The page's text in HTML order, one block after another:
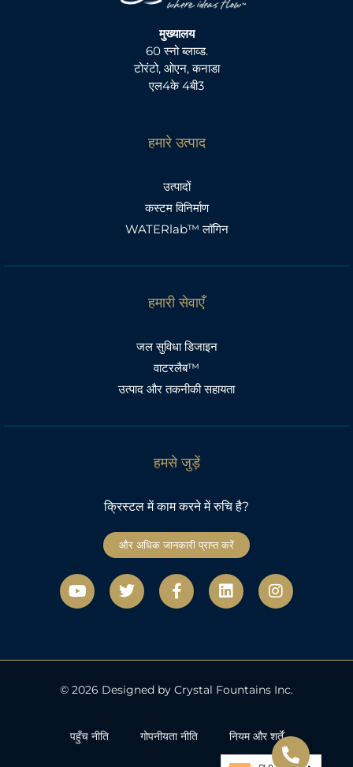
मुख्यालय
60 स्नो ब्लाव्ड.
टोरंटो, ओएन, कनाडा
एल4के 4बी3
हमारे उत्पाद
उत्पादों
कस्टम विनिर्माण
WATERlab™ लॉगिन
हमारी सेवाएँ
जल सुविधा डिजाइन
वाटरलैब™
उत्पाद और तकनीकी सहायता
हमसे जुड़ें
क्रिस्टल में काम करने में रुचि है?
और अधिक जानकारी प्राप्त करें
यू
ट्यू
ब
ट्वि
ट
र
फे
स
बु
ए
L
i
n
d
n
I
n
s
g
a
© 2026 Designed by Crystal Fountains Inc.
पहुँच नीति गोपनीयता नीति नियम और शर्तें